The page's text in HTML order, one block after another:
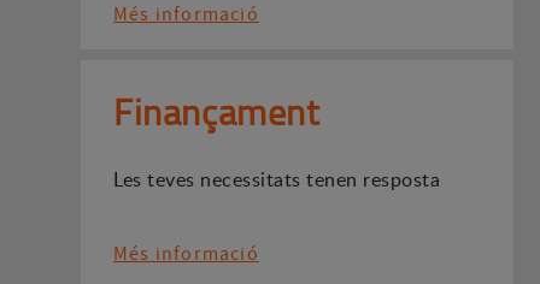
Més informació
Finançament
Les teves necessitats tenen resposta
Més informació